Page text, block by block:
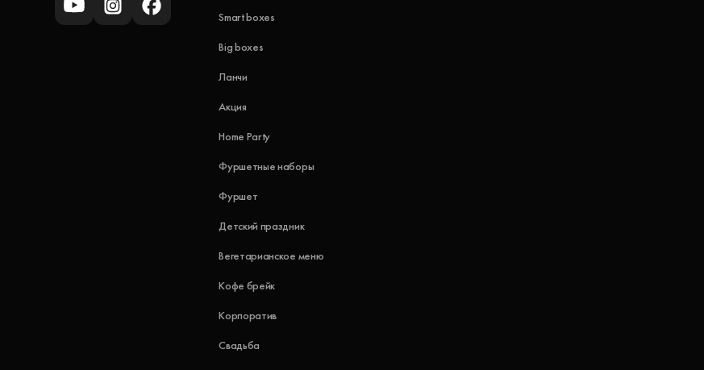
Smart boxes
Big boxes
Ланчи
Акция
Home Party
Фуршетные наборы
Фуршет
Детский праздник
Вегетарианское меню
Кофе брейк
Корпоратив
Свадьба